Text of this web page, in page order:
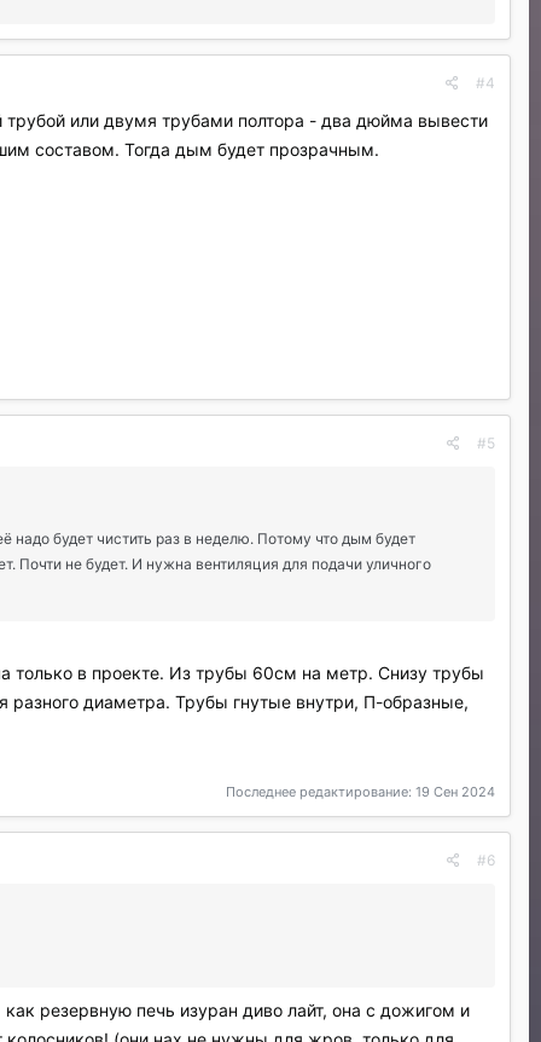
#4
трубой или двумя трубами полтора - два дюйма вывести
составом. Тогда дым будет прозрачным.
#5
надо будет чистить раз в неделю. Потому что дым будет
Почти не будет. И нужна вентиляция для подачи уличного
только в проекте. Из трубы 60см на метр. Снизу трубы
разного диаметра. Трубы гнутые внутри, П-образные,
Последнее редактирование: 19 Сен 2024
#6
резервную печь изуран диво лайт, она с дожигом и